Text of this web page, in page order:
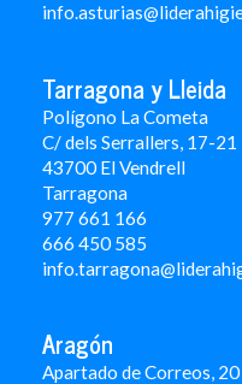
Tarragona y Lleida
Polígono La Cometa
C/ dels Serrallers, 17-21
43700 El Vendrell
Tarragona
977 661 166
666 450 585
Aragón
Apartado de Correos, 20